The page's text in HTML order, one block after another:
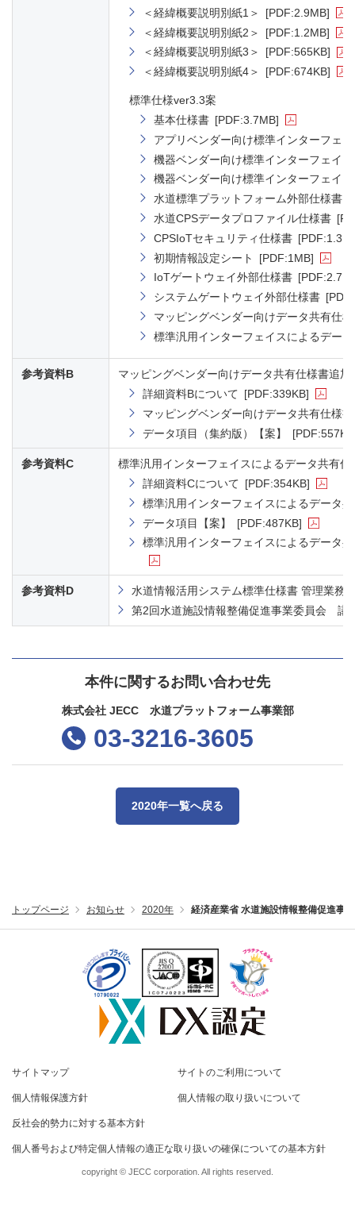
＜経緯概要説明別紙1＞
[PDF:2.9MB]
＜経緯概要説明別紙2＞
[PDF:1.2MB]
＜経緯概要説明別紙3＞
[PDF:565KB]
＜経緯概要説明別紙4＞
[PDF:674KB]
標準仕様ver3.3案
基本仕様書 [PDF:3.7MB]
アプリベンダー向け標準インターフェ
機器ベンダー向け標準インターフェイ
機器ベンダー向け標準インターフェイ
水道標準プラットフォーム外部仕様書
水道CPSデータプロファイル仕様書
CPSIoTセキュリティ仕様書
初期情報設定シート
[PDF:1MB]
IoTゲートウェイ外部仕様書
システムゲートウェイ外部仕様書
マッピングベンダー向けデータ共有仕
標準汎用インターフェイスによるデー
参考資料B
マッピングベンダー向けデータ共有仕様書追加
詳細資料Bについて [PDF:339KB]
マッピングベンダー向けデータ共有仕様
データ項目（集約版）【案】
参考資料C
標準汎用インターフェイスによるデータ共有
詳細資料Cについて [PDF:354KB]
標準汎用インターフェイスによるデータ
データ項目【案】
[PDF:487KB]
標準汎用インターフェイスによるデータ
参考資料D
水道情報活用システム標準仕様書 管理業務
第2回水道施設情報整備促進事業委員会 議
本件に関するお問い合わせ先
株式会社 JECC 水道プラットフォーム事業部
03-3216-3605
2020年一覧へ戻る
トップページ お知らせ 2020年 経済産業省 水道施設情報整備促進事
サイトマップ サイトのご利用について
個人情報保護方針 個人情報の取り扱いについて
反社会的勢力に対する基本方針
個人番号および特定個人情報の適正な取り扱いの確保についての基本方針
copyright © JECC corporation. All rights reserved.